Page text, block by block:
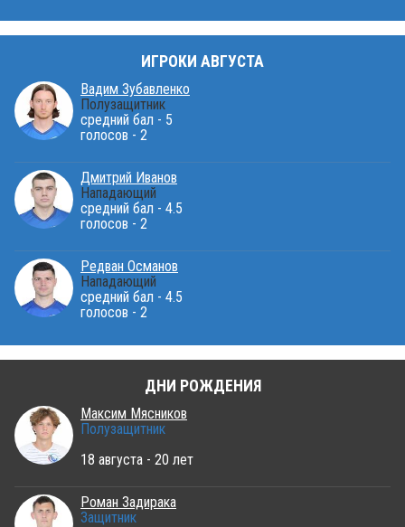
ИГРОКИ АВГУСТА
Вадим Зубавленко
Полузащитник
средний бал - 5
голосов - 2
Дмитрий Иванов
Нападающий
средний бал - 4.5
голосов - 2
Редван Османов
Нападающий
средний бал - 4.5
голосов - 2
ДНИ РОЖДЕНИЯ
Максим Мясников
Полузащитник
18 августа - 20 лет
Роман Задирака
Защитник